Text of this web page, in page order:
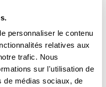
personnaliser le contenu
relatives aux
trafic. Nous
sur l'utilisation de
de médias sociaux, de
le